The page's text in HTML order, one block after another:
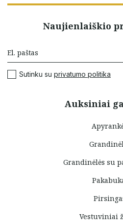
Auksiniai
Grandinėlės su
Vestuviniai
Naujienlaiškio
Sutinku su privatumo politika